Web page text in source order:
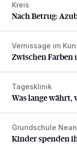
Nach Betrug:
Kreis
Nach Betrug:
Zwischen Farben
Vernissage im
Zwischen Farben
Was lange währt,
Tagesklinik
Was lange
Kinder spenden
Grundschule
Kinder spenden